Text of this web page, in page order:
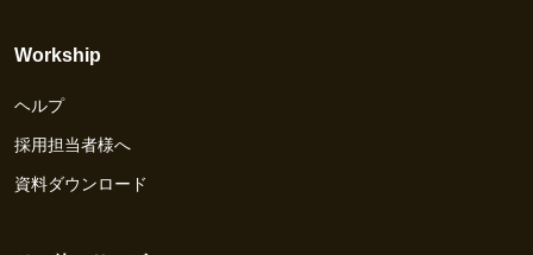
Workship
ヘルプ
採用担当者様へ
資料ダウンロード